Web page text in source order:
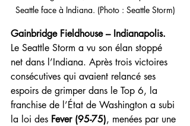
Seattle face à Indiana. (Photo : Seattle Storm)
Gainbridge Fieldhouse – Indianapolis.
Le Seattle Storm a vu son élan stoppé
net dans l’Indiana. Après trois victoires
consécutives qui avaient relancé ses
espoirs de grimper dans le Top 6, la
franchise de l’État de Washington a subi
la loi des Fever (95-75), menées par une